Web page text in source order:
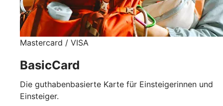
Mastercard / VISA
BasicCard
Die guthabenbasierte Karte für Einsteigerinnen und
Einsteiger.